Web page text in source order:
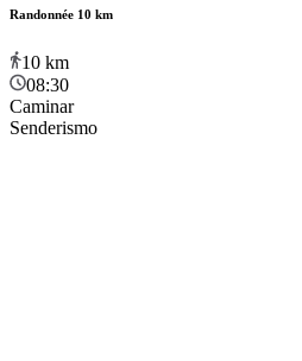
Randonnée 10 km
10 km
08:30
Caminar
Senderismo